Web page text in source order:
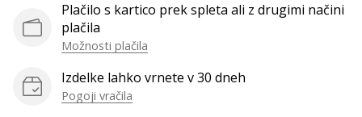
forum?
Začnite
Pridružite
se
našemu…
Plačilo s kartico prek spleta ali z drugimi načini
plačila
Možnosti plačila
Izdelke lahko vrnete v 30 dneh
Pogoji vračila